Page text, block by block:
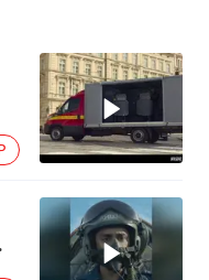
袭击贯穿浙江
内过夜被收150元
来了吗
序停课
共筑健康中国